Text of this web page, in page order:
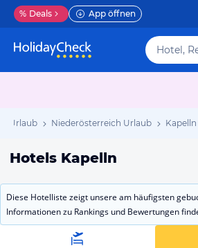
% Deals App öffnen
Urlaub Niederösterreich Urlaub
Hotels Kapelln
Diese Hotelliste zeigt unsere am häufigsten
Informationen zu Rankings und Bewertungen